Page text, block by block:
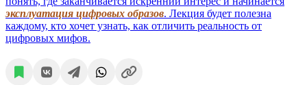
эксплуатация цифровых образов. Лекция будет полезна
каждому, кто хочет узнать, как отличить реальность от
цифровых мифов.